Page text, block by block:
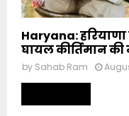
Haryana:
घायल कीर्तिमान की
by Sahab Ram